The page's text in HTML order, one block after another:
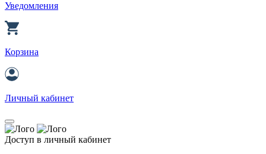
Уведомления
Корзина
Личный кабинет
Доступ в личный кабинет